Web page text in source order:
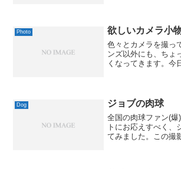
Photo 欲しいカメラ小
色々とカメラを撮っ
ンズ以外にも、ちょ
くなってきます。今
す。まずは、52mmか
Dog ジョブの肉球
全国の肉球ファン(
トにお応えすべく、
てみました。この撮